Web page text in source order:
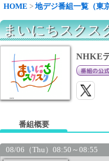
HOME > 地デジ番組一覧（東京
まいにちスクス
NHKE
番組概要
08/06（Thu）08:50～08:55